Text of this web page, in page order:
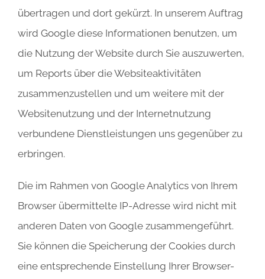
übertragen und dort gekürzt. In unserem Auftrag
wird Google diese Informationen benutzen, um
die Nutzung der Website durch Sie auszuwerten,
um Reports über die Websiteaktivitäten
zusammenzustellen und um weitere mit der
Websitenutzung und der Internetnutzung
verbundene Dienstleistungen uns gegenüber zu
erbringen.
Die im Rahmen von Google Analytics von Ihrem
Browser übermittelte IP-Adresse wird nicht mit
anderen Daten von Google zusammengeführt.
Sie können die Speicherung der Cookies durch
eine entsprechende Einstellung Ihrer Browser-